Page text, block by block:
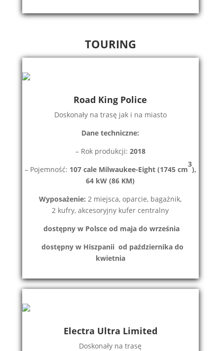
TOURING
Road King Police
Doskonały na trasę jak i na miasto
Dane techniczne:
– Rok produkcji: 2018
– Pojemność: 107 cale Milwaukee-Eight (1745 cm
3
),
64 kW (86 KM)
Wyposażenie: 2 miejsca, oparcie, bagażnik,
2 kufry, akcesoryjny kufer centralny
dostępny w Polsce od maja do września
dostępny w Hiszpanii od października do
kwietnia
Electra Ultra Limited
Doskonały na trasę